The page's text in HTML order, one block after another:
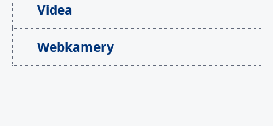
Videa
Webkamery